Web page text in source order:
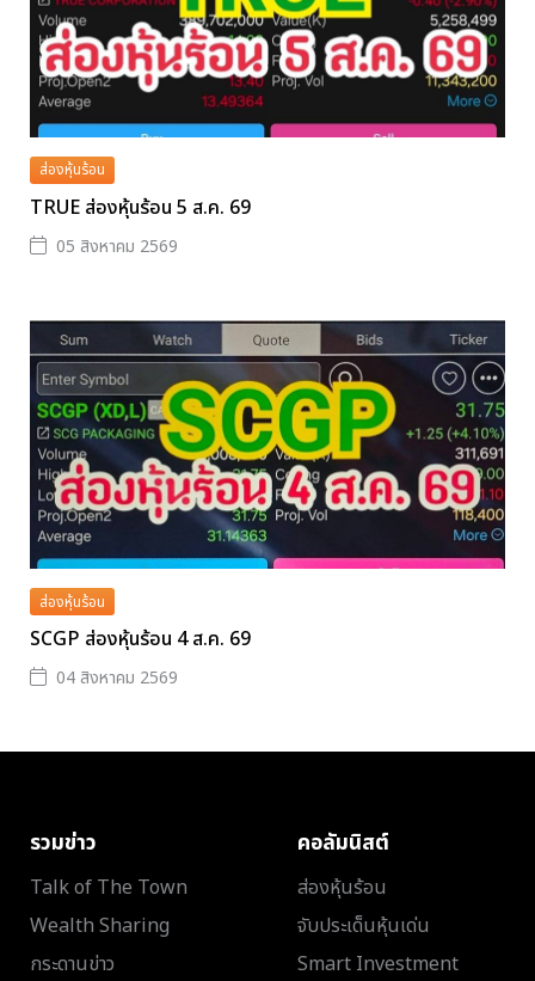
ส่องหุ้นร้อน
TRUE ส่องหุ้นร้อน 5 ส.ค. 69
05 สิงหาคม 2569
ส่องหุ้นร้อน
SCGP ส่องหุ้นร้อน 4 ส.ค. 69
04 สิงหาคม 2569
รวมข่าว
Talk of The Town
Wealth Sharing
กระดานข่าว
คอลัมนิสต์
ส่องหุ้นร้อน
จับประเด็นหุ้นเด่น
Smart Investment